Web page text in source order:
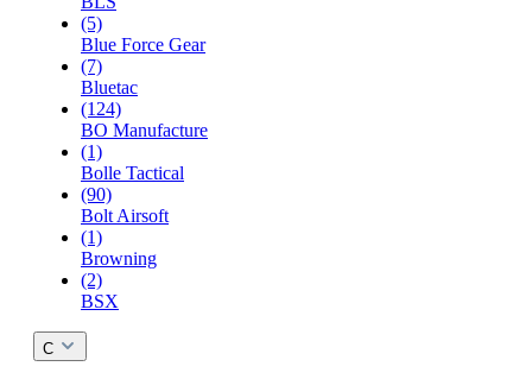
(5)
Blue Force Gear
(7)
Bluetac
(124)
BO Manufacture
(1)
Bolle Tactical
(90)
Bolt Airsoft
(1)
Browning
(2)
BSX
C